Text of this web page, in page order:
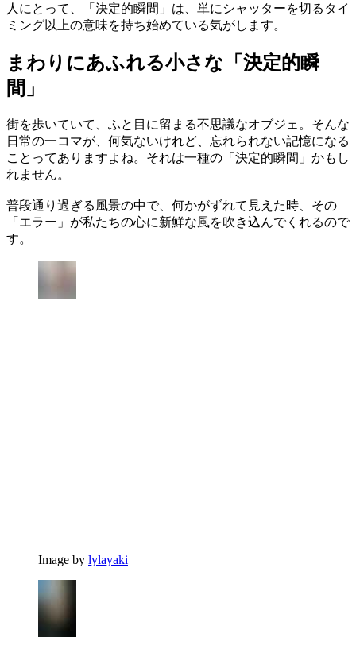
人にとって、「決定的瞬間」は、単にシャッターを切るタイ
ミング以上の意味を持ち始めている気がします。
まわりにあふれる小さな「決定的瞬
間」
街を歩いていて、ふと目に留まる不思議なオブジェ。そんな
日常の一コマが、何気ないけれど、忘れられない記憶になる
ことってありますよね。それは一種の「決定的瞬間」かもし
れません。
普段通り過ぎる風景の中で、何かがずれて見えた時、その
「エラー」が私たちの心に新鮮な風を吹き込んでくれるので
す。
Image by lylayaki